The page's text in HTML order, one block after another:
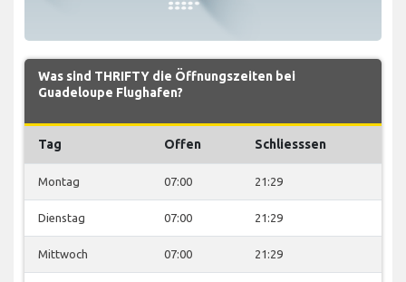
Was sind THRIFTY die Öffnungszeiten bei
Guadeloupe Flughafen?
Tag Offen Schliesssen
Montag 07:00 21:29
Dienstag 07:00 21:29
Mittwoch 07:00 21:29